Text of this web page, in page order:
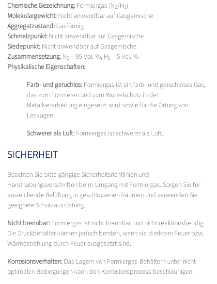
Chemische Bezeichnung: Formiergas (N2/H2)
Molekulargewicht: Nicht anwendbar auf Gasgemische
Aggregatzustand:Gasförmig
Schmelzpunkt: Nicht anwendbar auf Gasgemische
Siedepunkt: Nicht anwendbar auf Gasgemische
Zusammensetzung: N2 = 95 Vol.-%, H2 = 5 Vol.-%
Physikalische Eigenschaften:
Farb- und geruchlos: Formiergas ist ein farb- und geruchloses Gas,
das zum Formieren und zum Wurzelschutz in der
Metallverarbeitung eingesetzt wird sowie für die Ortung von
Leckagen.
Schwerer als Luft: Formiergas ist schwerer als Luft.
SICHERHEIT
Beachten Sie bitte gängige Sicherheitsrichtlinien und
Handhabungsvorschriften beim Umgang mit Formiergas. Sorgen Sie für
ausreichende Belüftung in geschlossenen Räumen und verwenden Sie
geeignete Schutzausrüstung.
Nicht brennbar: Formiergas ist nicht brennbar und nicht reaktionsfreudig.
Die Druckbehälter können jedoch bersten, wenn sie direktem Feuer bzw.
Wärmestrahlung durch Feuer ausgesetzt sind.
Korrosionsverhalten: Das Lagern von Formiergas-Behältern unter nicht
optimalen Bedingungen kann den Korrosionsprozess beschleunigen.